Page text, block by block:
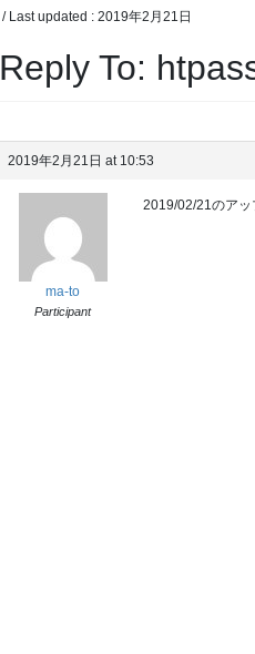
/ Last updated : 2019年2月21日
Reply To:
2019年2月21日 at 10:53
ma-to
Participant
2019/02/21のアッ